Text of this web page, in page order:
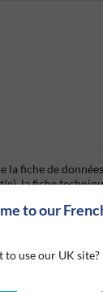
to our
to use our UK site?
fiche de
la fiche